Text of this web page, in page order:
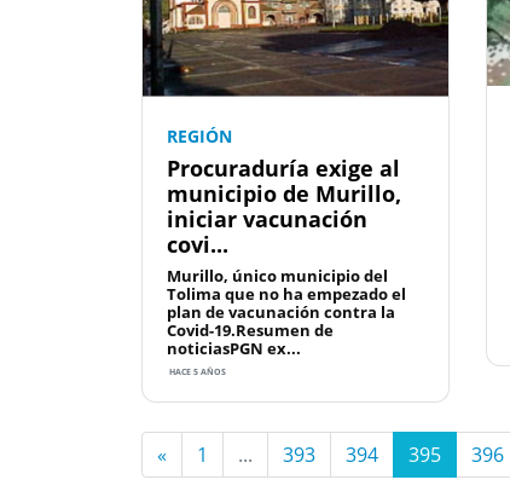
REGIÓN
Procuraduría exige al
municipio de Murillo,
iniciar vacunación
covi...
Murillo, único municipio del
Tolima que no ha empezado el
plan de vacunación contra la
Covid-19.Resumen de
noticiasPGN ex...
HACE 5 AÑOS
« 1 ... 393 394 395 396